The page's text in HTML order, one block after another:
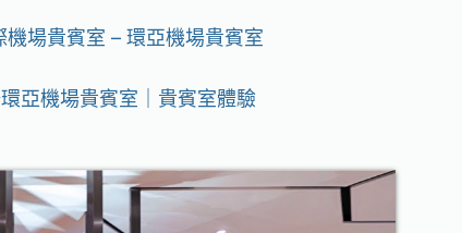
場貴賓室 – 環亞機場貴賓室
亞機場貴賓室｜貴賓室體驗